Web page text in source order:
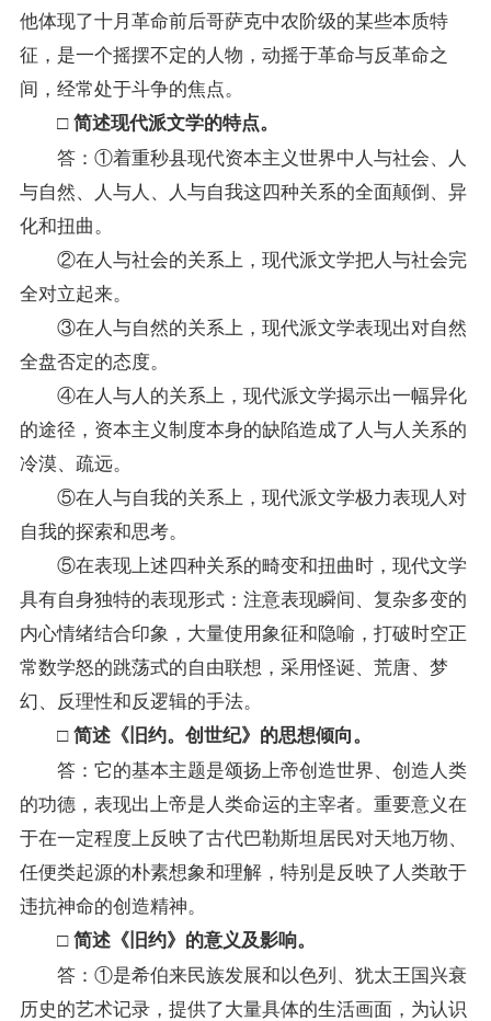
他体现了十月革命前后哥萨克中农阶级的某些本质特
征，是一个摇摆不定的人物，动摇于革命与反革命之
间，经常处于斗争的焦点。
□ 简述现代派文学的特点。
答：①着重秒县现代资本主义世界中人与社会、人
与自然、人与人、人与自我这四种关系的全面颠倒、异
化和扭曲。
②在人与社会的关系上，现代派文学把人与社会完
全对立起来。
③在人与自然的关系上，现代派文学表现出对自然
全盘否定的态度。
④在人与人的关系上，现代派文学揭示出一幅异化
的途径，资本主义制度本身的缺陷造成了人与人关系的
冷漠、疏远。
⑤在人与自我的关系上，现代派文学极力表现人对
自我的探索和思考。
⑤在表现上述四种关系的畸变和扭曲时，现代文学
具有自身独特的表现形式：注意表现瞬间、复杂多变的
内心情绪结合印象，大量使用象征和隐喻，打破时空正
常数学怒的跳荡式的自由联想，采用怪诞、荒唐、梦
幻、反理性和反逻辑的手法。
□ 简述《旧约。创世纪》的思想倾向。
答：它的基本主题是颂扬上帝创造世界、创造人类
的功德，表现出上帝是人类命运的主宰者。重要意义在
于在一定程度上反映了古代巴勒斯坦居民对天地万物、
任便类起源的朴素想象和理解，特别是反映了人类敢于
违抗神命的创造精神。
□ 简述《旧约》的意义及影响。
答：①是希伯来民族发展和以色列、犹太王国兴衰
历史的艺术记录，提供了大量具体的生活画面，为认识